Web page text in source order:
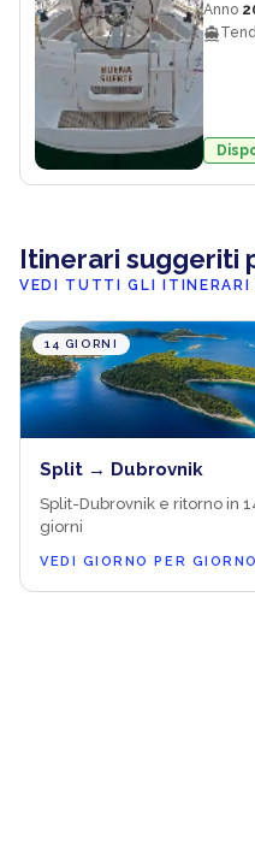
Anno
Itinerari suggeriti
VEDI TUTTI GLI ITINERARI
14 GIORNI
Split → Dubrovnik
Split-Dubrovnik e ritorno in
giorni
VEDI GIORNO PER GIORNO